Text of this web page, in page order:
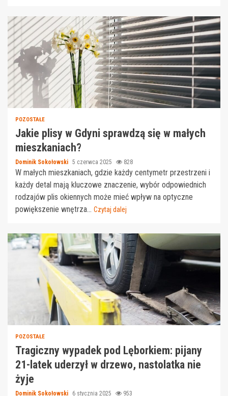
POZOSTAŁE
Jakie plisy w Gdyni sprawdzą się w małych
mieszkaniach?
Dominik Sokołowski 5 czerwca 2025 828
W małych mieszkaniach, gdzie każdy centymetr przestrzeni i
każdy detal mają kluczowe znaczenie, wybór odpowiednich
rodzajów plis okiennych może mieć wpływ na optyczne
powiększenie wnętrza... Czytaj dalej
POZOSTAŁE
Tragiczny wypadek pod Lęborkiem: pijany
21-latek uderzył w drzewo, nastolatka nie
żyje
Dominik Sokołowski 6 stycznia 2025 953